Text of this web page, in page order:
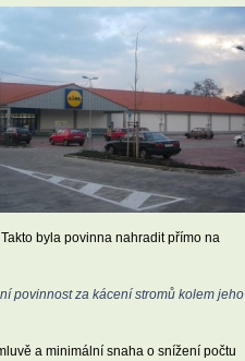
byla povinna nahradit přímo na
povinnost za kácení stromů kolem jeho
a minimální snaha o snížení počtu